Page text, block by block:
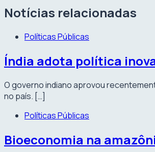
Notícias relacionadas
Políticas Públicas
Índia adota política
O governo indiano aprovou
no país. […]
Políticas Públicas
Bioeconomia na